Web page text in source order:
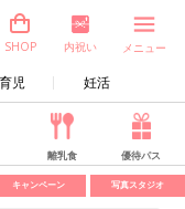
児 妊活
SHOP 内祝い メニュー
離乳食 優待パス
キャンペーン 写真スタジオ